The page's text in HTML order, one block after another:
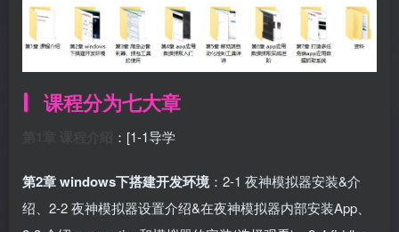
课程分为七大章
：[1-1导学
第2章 windows下搭建开发环境：2-1 夜神模拟器安装&介
绍、2-2 夜神模拟器设置介绍&在夜神模拟器内部安装App、